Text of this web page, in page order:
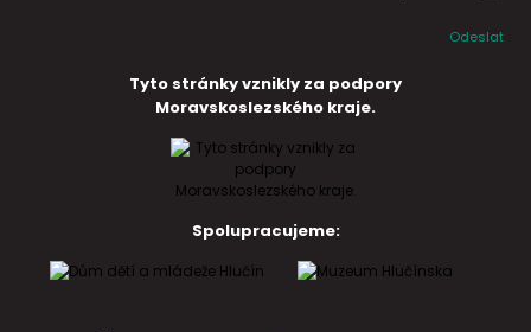
Odeslat
Tyto stránky vznikly za podpory
Moravskoslezského kraje.
Spolupracujeme: